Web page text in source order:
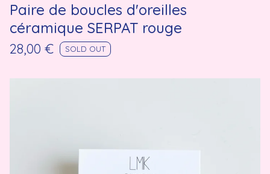
Paire de boucles d'oreilles
céramique SERPAT rouge
28,00 € SOLD OUT